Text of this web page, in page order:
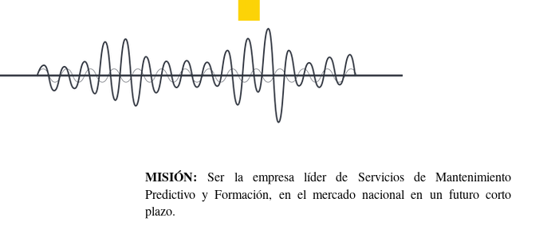
MISIÓN:Ser la empresa líder de Servicios de Mantenimiento
Predictivo y Formación, en el mercado nacional en un futuro corto
plazo.